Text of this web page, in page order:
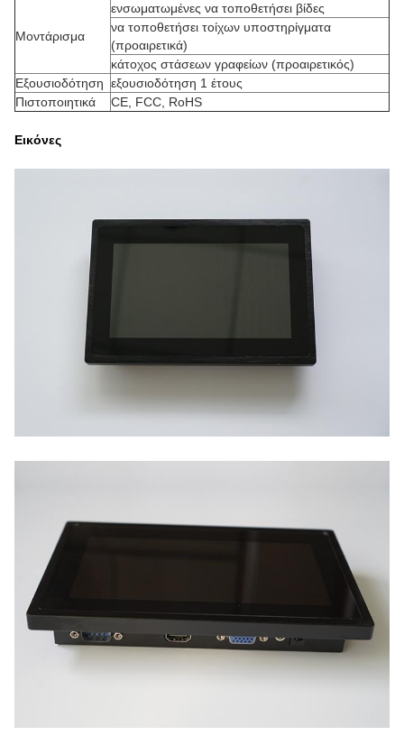
Μοντάρισμα
ενσωματωμένες να τοποθετήσει βίδες
να τοποθετήσει τοίχων υποστηρίγματα
(προαιρετικά)
κάτοχος στάσεων γραφείων (προαιρετικός)
Εξουσιοδότηση εξουσιοδότηση 1 έτους
Πιστοποιητικά
CE, FCC, RoHS
Εικόνες